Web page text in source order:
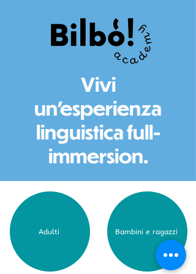
Vivi
un'esperienza
linguistica full-
immersion.
Adulti Bambini e ragazzi